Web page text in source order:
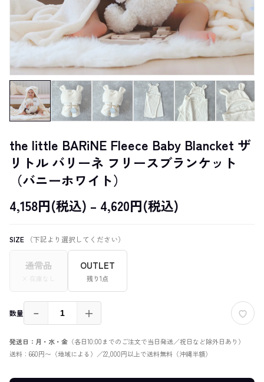
the little BARiNE Fleece Baby Blancket ザ
リトル バリーネ フリースブランケット
（バニーホワイト）
4,158円(税込) – 4,620円(税込)
SIZE （下記より選択してください）
通常品
× 在庫なし
OUTLET
残り1点
数量 － ＋
発送日：月・水・金 （各日10:00までのご注文で当日発送／祝日など除外日あり）
送料：660円〜（地域による）／22,000円以上で送料無料（沖縄半額）